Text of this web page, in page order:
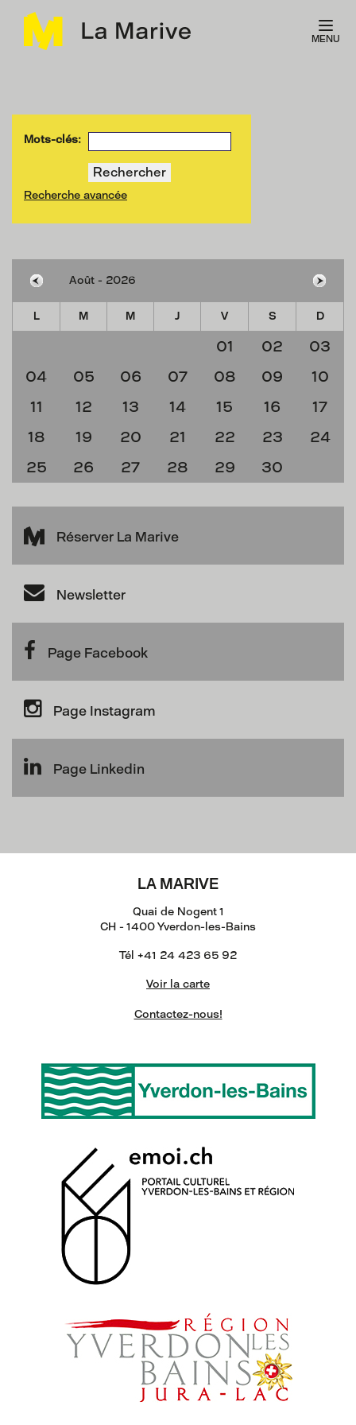
MENU
Mots-clés:
Recherche avancée
L M M J V S D
01 02
03
04
05 06 07 08 09
10
11
12 13 14 15 16
17
18
19 20 21 22 23
24
25
26 27 28 29 30
Réserver La Marive
Newsletter
Page Facebook
Page Instagram
Page Linkedin
LA MARIVE
Quai de Nogent 1
CH - 1400 Yverdon-les-Bains
Tél +41 24 423 65 92
Voir la carte
Contactez-nous!